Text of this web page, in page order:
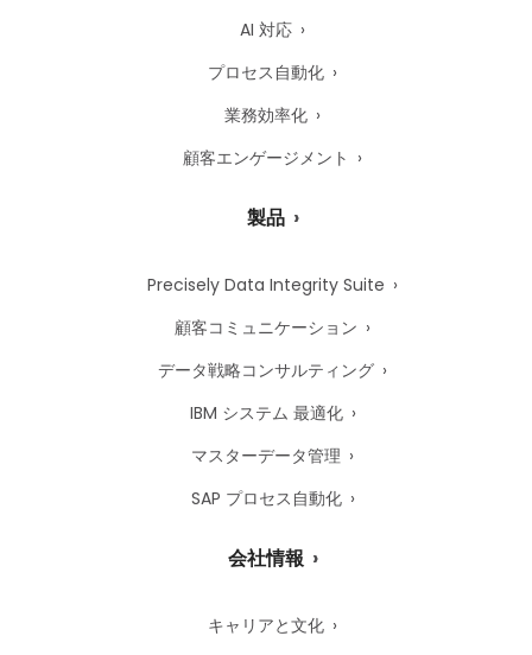
AI 対応
プロセス自動化
業務効率化
顧客エンゲージメント
製品
Precisely Data Integrity Suite
顧客コミュニケーション
データ戦略コンサルティング
IBM システム 最適化
マスターデータ管理
SAP プロセス自動化
会社情報
キャリアと文化